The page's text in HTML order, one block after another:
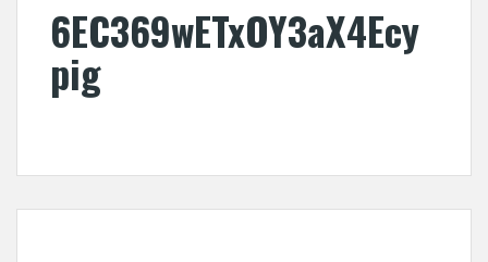
6EC369wETxOY3aX4Ecy
pig